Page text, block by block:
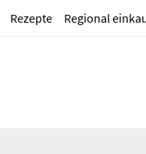
Rezepte Regional